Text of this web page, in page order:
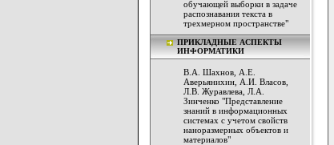
обучающей выборки в задаче
распознавания текста в
трехмерном пространстве"
ПРИКЛАДНЫЕ АСПЕКТЫ
ИНФОРМАТИКИ
В.А. Шахнов, А.Е.
Аверьянихин, А.И. Власов,
Л.В. Журавлева, Л.А.
Зинченко "Представление
знаний в информационных
системах с учетом свойств
наноразмерных объектов и
материалов"